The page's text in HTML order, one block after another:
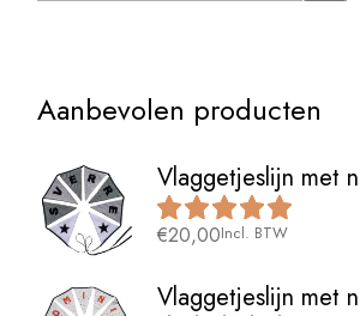
Aanbevolen producten
Vlaggetjeslijn met
€20,00Incl. BTW
Vlaggetjeslijn met